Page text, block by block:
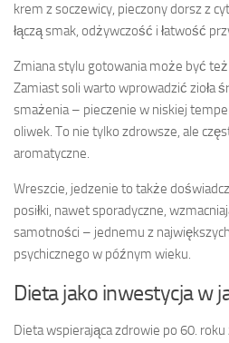
krem z soczewicy, pieczony dorsz z
łączą smak, odżywczość i łatwość
Zmiana stylu gotowania może być
Zamiast soli warto wprowadzić zioła
smażenia – pieczenie w niskiej
oliwek. To nie tylko zdrowsze, ale
aromatyczne.
Wreszcie, jedzenie to także
posiłki, nawet sporadyczne,
samotności – jednemu z
psychicznego w późnym wieku.
Dieta jako inwestycja w
Dieta wspierająca zdrowie po 60.